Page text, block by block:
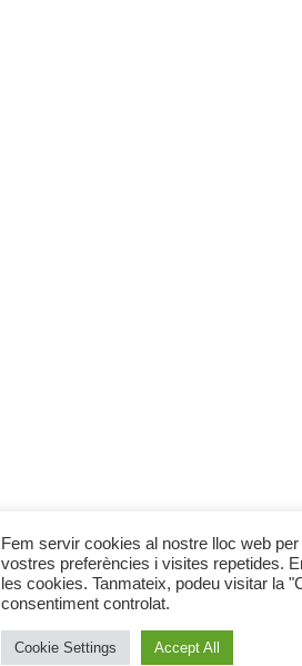
Fem servir cookies al nostre lloc web
vostres preferències i visites repetides.
les cookies. Tanmateix, podeu visitar la
consentiment controlat.
Cookie Settings Accept All